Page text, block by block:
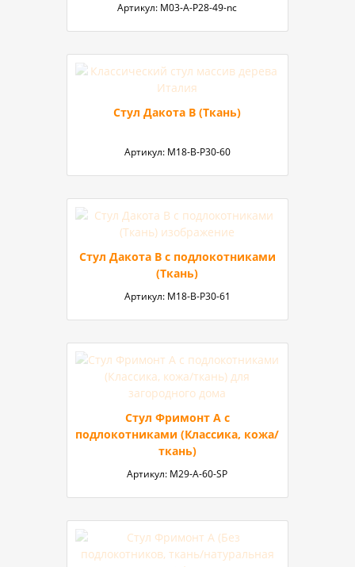
Артикул: М03-А-P28-49-nc
Стул Дакота В (Ткань)
Артикул: М18-В-P30-60
Стул Дакота В с подлокотниками
(Ткань)
Артикул: М18-В-P30-61
Стул Фримонт А с
подлокотниками (Классика, кожа/
ткань)
Артикул: M29-А-60-SP